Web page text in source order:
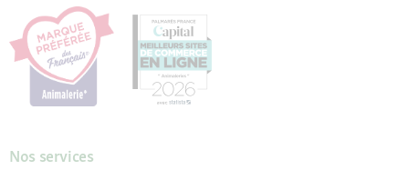
Nos services